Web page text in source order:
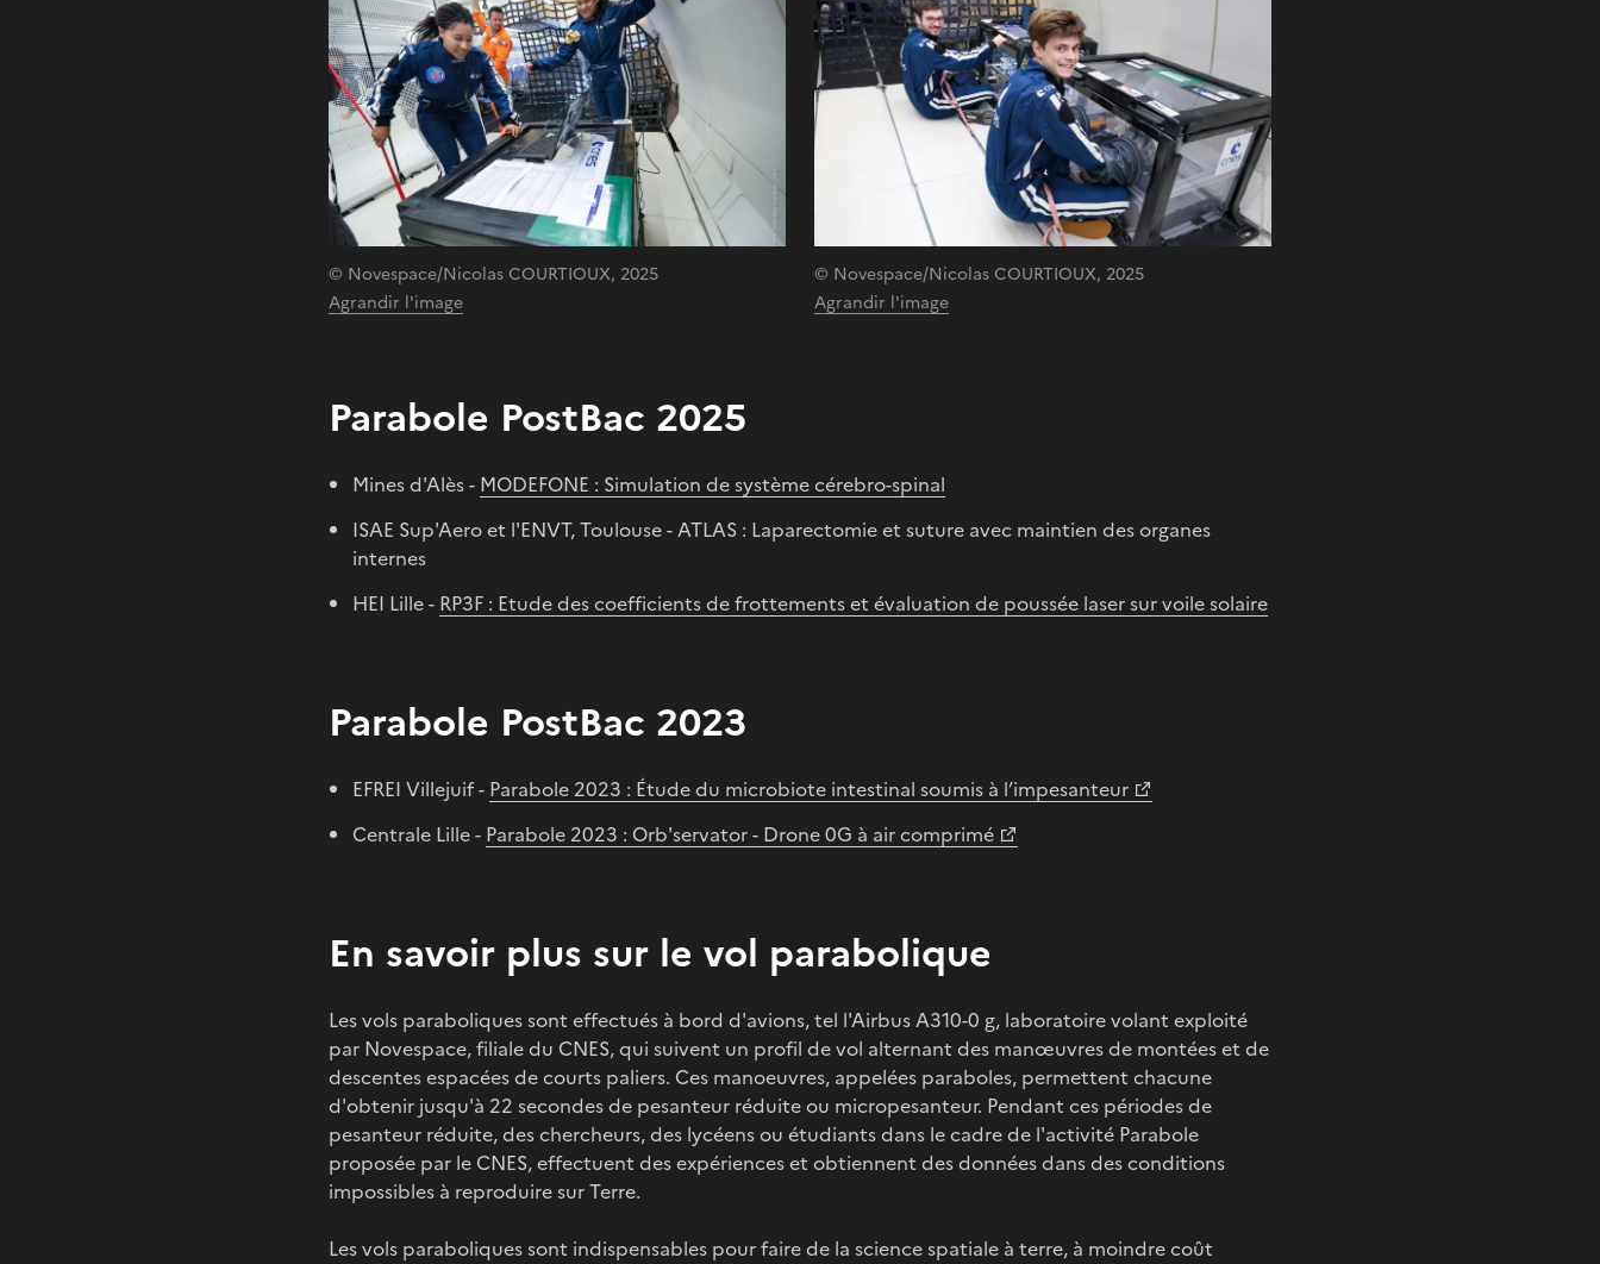
© Novespace/Nicolas COURTIOUX, 2025
Agrandir l'image
© Novespace/Nicolas COURTIOUX, 2025
Agrandir l'image
Parabole PostBac 2025
Mines d'Alès - MODEFONE : Simulation de système cérebro-spinal
ISAE Sup'Aero et l'ENVT, Toulouse - ATLAS : Laparectomie et suture avec maintien des organes
internes
HEI Lille - RP3F : Etude des coefficients de frottements et évaluation de poussée laser sur voile solaire
Parabole PostBac 2023
EFREI Villejuif - Parabole 2023 : Étude du microbiote intestinal soumis à l’impesanteur
Centrale Lille - Parabole 2023 : Orb'servator - Drone 0G à air comprimé
En savoir plus sur le vol parabolique
Les vols paraboliques sont effectués à bord d'avions, tel l'Airbus A310-0 g, laboratoire volant exploité
par Novespace, filiale du CNES, qui suivent un profil de vol alternant des manœuvres de montées et de
descentes espacées de courts paliers. Ces manoeuvres, appelées paraboles, permettent chacune
d'obtenir jusqu'à 22 secondes de pesanteur réduite ou micropesanteur. Pendant ces périodes de
pesanteur réduite, des chercheurs, des lycéens ou étudiants dans le cadre de l'activité Parabole
proposée par le CNES, effectuent des expériences et obtiennent des données dans des conditions
impossibles à reproduire sur Terre.
Les vols paraboliques sont indispensables pour faire de la science spatiale à terre, à moindre coût